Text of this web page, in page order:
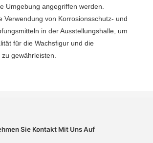
Umgebung angegriffen werden.
Verwendung von Korrosionsschutz- und
in der Ausstellungshalle, um
für die Wachsfigur und die
gewährleisten.
Sie Kontakt Mit Uns Auf